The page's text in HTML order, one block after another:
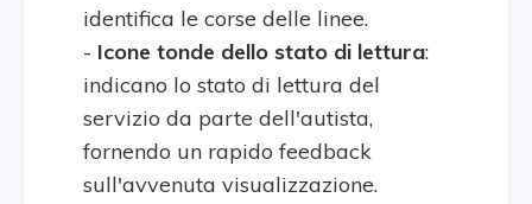
identifica le corse delle linee.
- Icone tonde dello stato di lettura:
indicano lo stato di lettura del
servizio da parte dell'autista,
fornendo un rapido feedback
sull'avvenuta visualizzazione.